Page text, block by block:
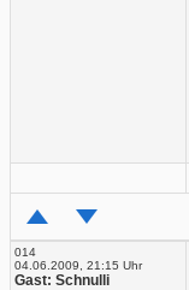
014
04.06.2009, 21:15 Uhr
Gast: Schnulli